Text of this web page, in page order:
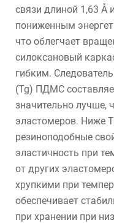
связи длиной 1,63 Å
пониженным
что облегчает
силоксановый
гибким.
(Tg) ПДМС
значительно лучше,
эластомеров. Ниже
резиноподобные
эластичность при
от других
хрупкими при
обеспечивает
при хранении при